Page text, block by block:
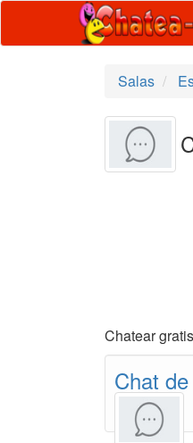
Salas
Chatear
Chat